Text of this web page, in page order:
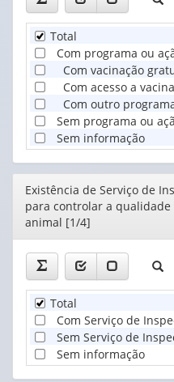
Total
Com programa ou
Com vacinação
Com acesso a
Com outro
Sem programa ou
Sem informação
Editor
Existência de Serviço de
para controlar a
animal [1/4]
Total
Com Serviço de
Sem Serviço de
Sem informação